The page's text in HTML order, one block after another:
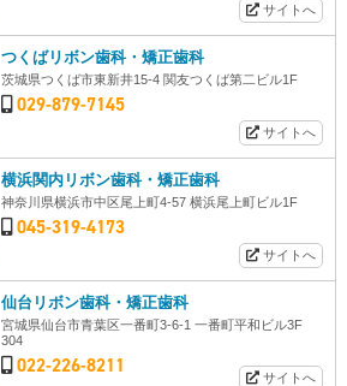
サイトへ
つくばリボン歯科・矯正歯科
茨城県つくば市東新井15-4 関友つくば第二ビル1F
029-879-7145
サイトへ
横浜関内リボン歯科・矯正歯科
神奈川県横浜市中区尾上町4-57 横浜尾上町ビル1F
045-319-4173
サイトへ
仙台リボン歯科・矯正歯科
宮城県仙台市青葉区一番町3-6-1 一番町平和ビル3F
304
022-226-8211
サイトへ